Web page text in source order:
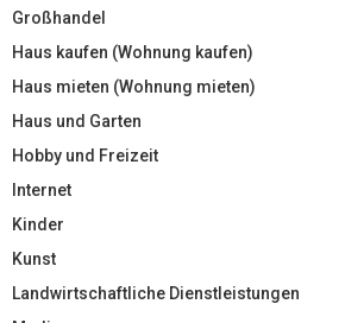
Großhandel
Haus kaufen (Wohnung kaufen)
Haus mieten (Wohnung mieten)
Haus und Garten
Hobby und Freizeit
Internet
Kinder
Kunst
Landwirtschaftliche Dienstleistungen